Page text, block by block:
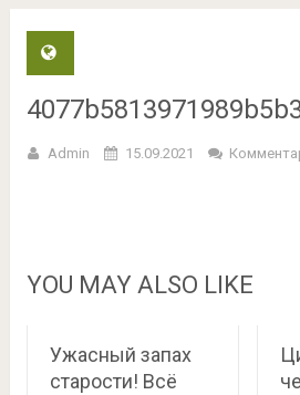
Admin 15.09.2021
YOU MAY ALSO LIKE
Ужасный запах
старости! Всё